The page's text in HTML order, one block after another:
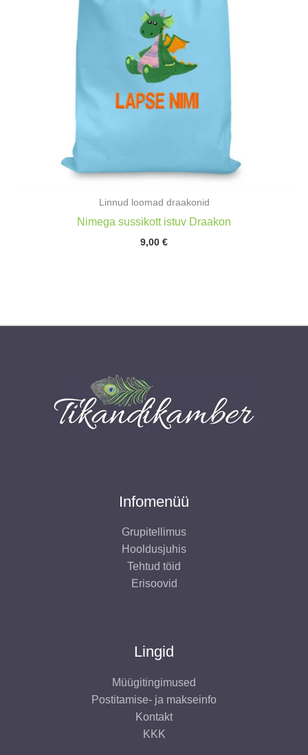
Linnud loomad draakonid
Nimega sussikott istuv Draakon
9,00 €
Infomenüü
Grupitellimus
Hooldusjuhis
Tehtud töid
Erisoovid
Lingid
Müügitingimused
Postitamise- ja makseinfo
Kontakt
KKK